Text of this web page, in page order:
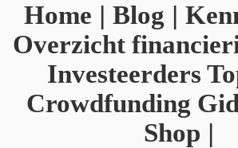
Home | Blog |
Overzicht
Investeerders
Crowdfunding
Shop |